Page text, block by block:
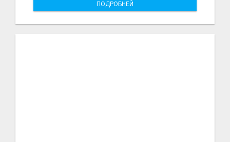
ПОДРОБНЕЙ